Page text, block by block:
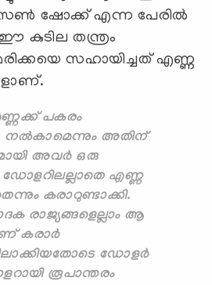
ഷോക്ക് എന്ന പേരിൽ
കുടില തന്ത്രം
സഹായിച്ചത് എണ്ണ
പകരം
അതിന്
അവർ ഒരു
ഡോളറിലല്ലാതെ എണ്ണ
കരാറുണ്ടാക്കി.
രാജ്യങ്ങളെല്ലാം ആ
കരാര്‍
ഡോളര്‍
രൂപാന്തരം